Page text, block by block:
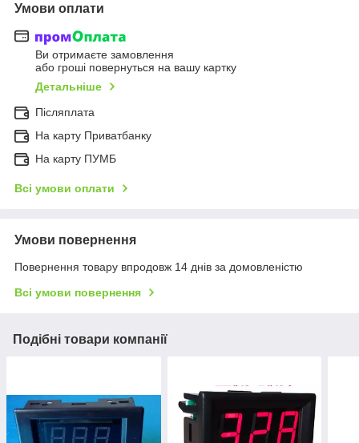
Умови оплати
Ви отримаєте замовлення
або гроші повернуться на вашу картку
Детальніше
Післяплата
На карту Приватбанку
На карту ПУМБ
Всі умови оплати
Умови повернення
Повернення товару впродовж 14 днів за домовленістю
Всі умови повернення
Подібні товари компанії